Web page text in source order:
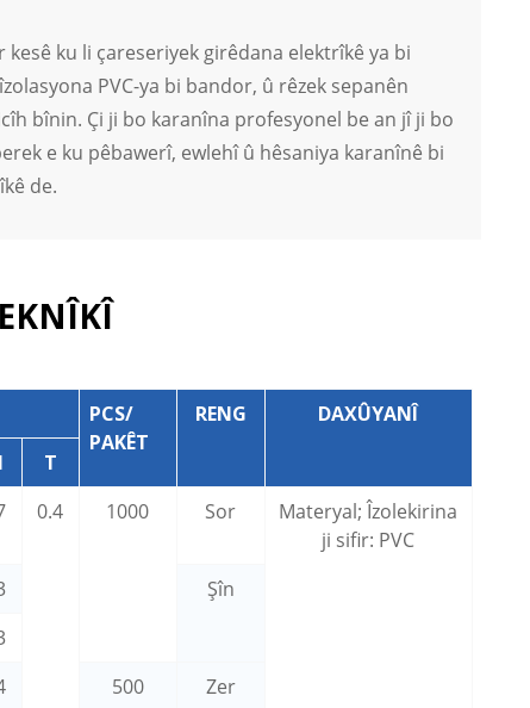
ku li çareseriyek girêdana elektrîkê ya bi
PVC-ya bi bandor, û rêzek sepanên
bînin. Çi ji bo karanîna profesyonel be an jî ji bo
e ku pêbawerî, ewlehî û hêsaniya karanînê bi
de.
PCS/
PAKÊT
RENG
DAXÛYANÎ
T
0.4 1000 Sor
Materyal; Îzolekirina
ji sifir: PVC
Şîn
500
Zer